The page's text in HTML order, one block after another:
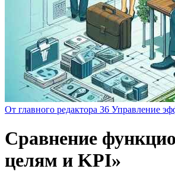
От главного редактора 36 Управление
Сравнение
целям и KPI»